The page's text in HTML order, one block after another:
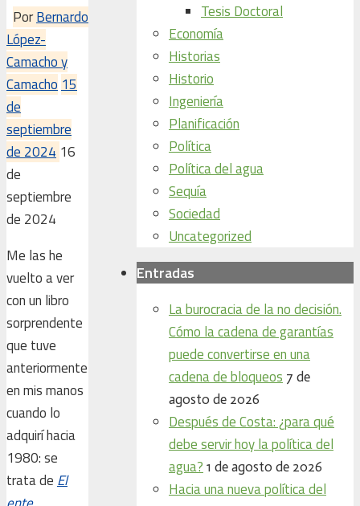
PorBernardo
López-
Camacho y
Camacho 15
de
septiembre
de 2024 16
de
septiembre
de 2024
Me las he
vuelto a ver
con un libro
sorprendente
que tuve
anteriormente
en mis manos
cuando lo
adquirí hacia
1980: se
trata de El
Tesis Doctoral
Economía
Historias
Historio
Ingeniería
Planificación
Política
Política del agua
Sequía
Sociedad
Uncategorized
Entradas
La burocracia de la no decisión.
Cómo la cadena de garantías
puede convertirse en una
cadena de bloqueos 7 de
agosto de 2026
Después de Costa: ¿para qué
debe servir hoy la política del
agua? 1 de agosto de 2026
Hacia una nueva política del